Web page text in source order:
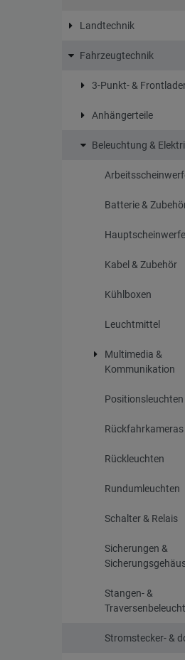
Landtechnik
Fahrzeugtechnik
3-Punkt- &
Anhängerteile
Beleuchtung &
Batterie &
Kabel & Zubehör
Kühlboxen
Leuchtmittel
Multimedia &
Kommunikation
Positionsleuchten
Rückfahrkameras
Rückleuchten
Rundumleuchten
Schalter & Relais
Sicherungen &
Stangen- &
Stromstecker- &